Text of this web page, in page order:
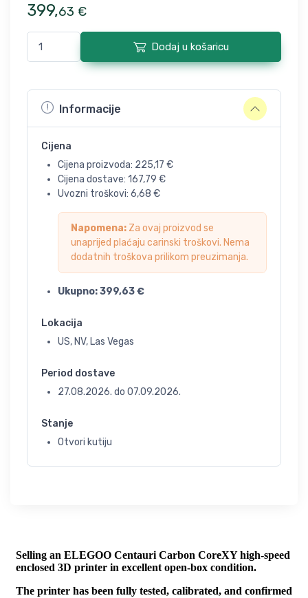
399,63 €
Dodaj u košaricu
Informacije
Cijena
Cijena proizvoda: 225,17 €
Cijena dostave: 167,79 €
Uvozni troškovi: 6,68 €
Napomena: Za ovaj proizvod se
unaprijed plaćaju carinski troškovi. Nema
dodatnih troškova prilikom preuzimanja.
Ukupno:399,63€
Lokacija
US, NV, Las Vegas
Period dostave
27.08.2026. do 07.09.2026.
Stanje
Otvori kutiju